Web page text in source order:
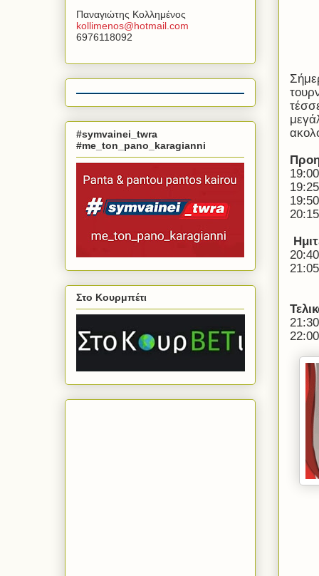
Παναγιώτης Κολλημένος
kollimenos@hotmail com
6976118092
#symvainei_twra
#me_ton_pano_karagianni
Στο Κουρμπέτι